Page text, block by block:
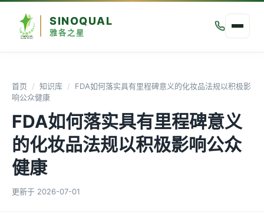
SINOQUAL
雅各之星
首页 / 知识库 /
FDA如何落实具有里程碑意义的化妆品法规以积极影
响公众健康
FDA如何落实具有里程碑意义
的化妆品法规以积极影响公众
健康
更新于 2026-07-01